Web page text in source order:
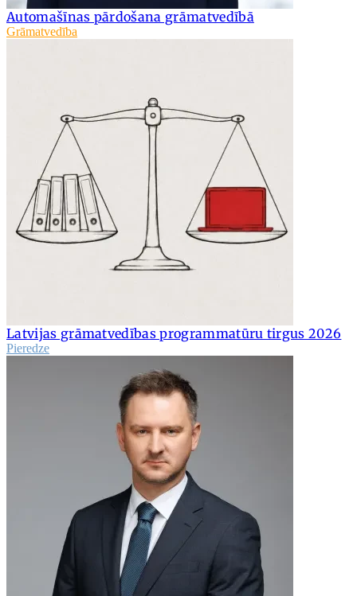
Automašīnas pārdošana grāmatvedībā
Grāmatvedība
Latvijas grāmatvedības programmatūru tirgus 2026
Pieredze